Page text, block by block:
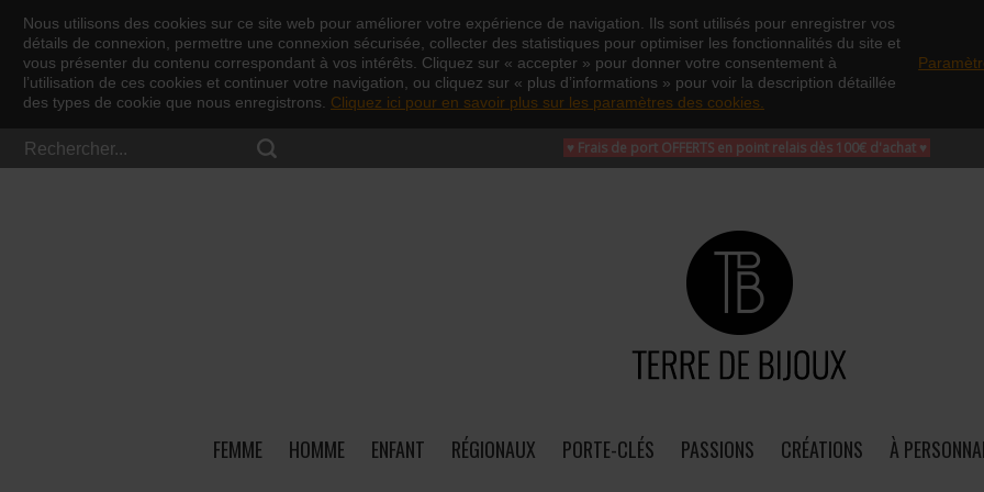
Nous utilisons des cookies sur ce site web pour améliorer votre expérience de navigation. Ils sont utilisés pour enregistrer vos
détails de connexion, permettre une connexion sécurisée, collecter des statistiques pour optimiser les fonctionnalités du site et
vous présenter du contenu correspondant à vos intérêts. Cliquez sur « accepter » pour donner votre consentement à
l’utilisation de ces cookies et continuer votre navigation, ou cliquez sur « plus d’informations » pour voir la description détaillée
des types de cookie que nous enregistrons. Cliquez ici pour en savoir plus sur les paramètres des cookies.
♥ Frais de port OFFERTS en point relais dès 100€ d'achat ♥
FEMME HOMME ENFANT RÉGIONAUX PORTE-CLÉS PASSIONS CRÉATIONS À